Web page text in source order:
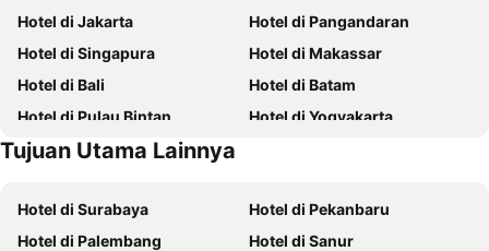
Hotel di Jakarta
Hotel di Pangandaran
Hotel di Singapura
Hotel di Makassar
Hotel di Bali
Hotel di Batam
Hotel di Pulau Bintan
Hotel di Yogyakarta
Hotel di Pulau Samosir
Tujuan Utama Lainnya
Hotel di Surabaya
Hotel di Pekanbaru
Hotel di Palembang
Hotel di Sanur